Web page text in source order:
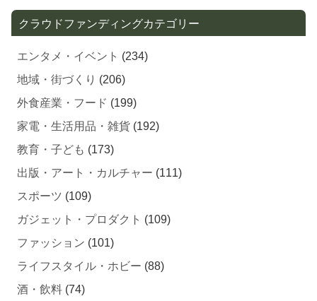
クラウドファンディングカテゴリー
エンタメ・イベント (234)
地域・街づくり (206)
外食産業・フード (199)
家電・生活用品・雑貨 (192)
教育・子ども (173)
出版・アート・カルチャー (111)
スポーツ (109)
ガジェット・プロダクト (109)
ファッション (101)
ライフスタイル・ホビー (88)
酒・飲料 (74)